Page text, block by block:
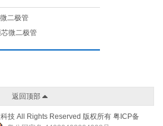
二极管
微二极管
返回顶部
技 All Rights Reserved 版权所有 粤ICP备